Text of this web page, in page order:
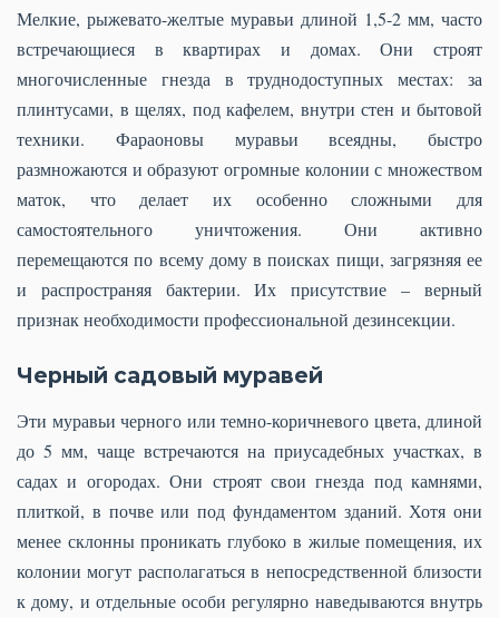
Мелкие, рыжевато-желтые муравьи длиной 1,5-2 мм, часто
встречающиеся в квартирах и домах. Они строят
многочисленные гнезда в труднодоступных местах: за
плинтусами, в щелях, под кафелем, внутри стен и бытовой
техники. Фараоновы муравьи всеядны, быстро
размножаются и образуют огромные колонии с множеством
маток, что делает их особенно сложными для
самостоятельного уничтожения. Они активно
перемещаются по всему дому в поисках пищи, загрязняя ее
и распространяя бактерии. Их присутствие – верный
признак необходимости профессиональной дезинсекции.
Черный садовый муравей
Эти муравьи черного или темно-коричневого цвета, длиной
до 5 мм, чаще встречаются на приусадебных участках, в
садах и огородах. Они строят свои гнезда под камнями,
плиткой, в почве или под фундаментом зданий. Хотя они
менее склонны проникать глубоко в жилые помещения, их
колонии могут располагаться в непосредственной близости
к дому, и отдельные особи регулярно наведываются внутрь